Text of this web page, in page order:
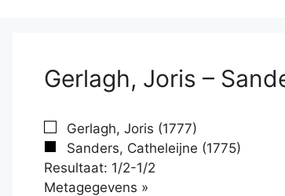
Gerlagh, Joris –
Gerlagh, Joris (1777)
Sanders, Catheleijne (1775)
Resultaat: 1/2-1/2
Metagegevens »